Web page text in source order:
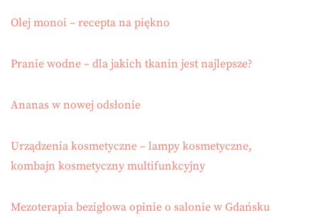
Olej monoi – recepta na piękno
Pranie wodne – dla jakich tkanin jest najlepsze?
Ananas w nowej odsłonie
Urządzenia kosmetyczne – lampy kosmetyczne,
kombajn kosmetyczny multifunkcyjny
Mezoterapia bezigłowa opinie o salonie w Gdańsku